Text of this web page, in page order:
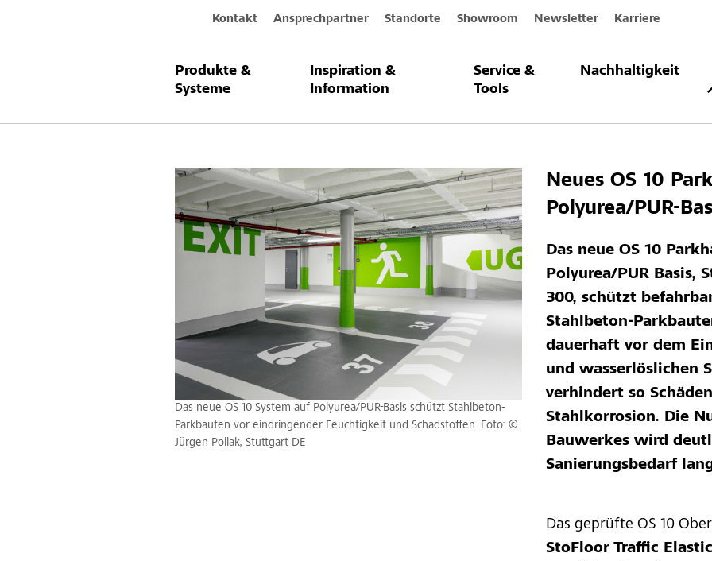
Kontakt Ansprechpartner Standorte Showroom Newsletter Karriere
Produkte &
Systeme
Inspiration &
Information
Service &
Tools
Nachhaltigkeit
StoFloor Traffic Elastic SC 300
Neues OS 10
Polyurea/PUR-
Das neue OS 10
Polyurea/PUR Basis,
300, schützt
Stahlbeton-
dauerhaft vor dem
und wasserlöslichen
verhindert so
Stahlkorrosion. Die
Bauwerkes wird
Sanierungsbedarf
Das geprüfte OS 10
StoFloor Traffic
Das neue OS 10 System auf Polyurea/PUR-Basis schützt Stahlbeton-
Parkbauten vor eindringender Feuchtigkeit und Schadstoffen. Foto: ©
Jürgen Pollak, Stuttgart DE